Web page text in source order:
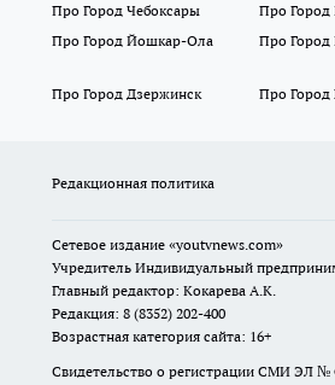
Про Город Чебоксары Про Город
Про Город Йошкар-Ола
Про Город
Про Город Дзержинск
Про Город
Редакционная политика
Сетевое издание «youtvnews.com»
Учредитель Индивидуальный
Главный редактор: Кокарева А.К.
Редакция: 8 (8352) 202-400
Возрастная категория сайта: 16+
Свидетельство о регистрации СМИ ЭЛ №